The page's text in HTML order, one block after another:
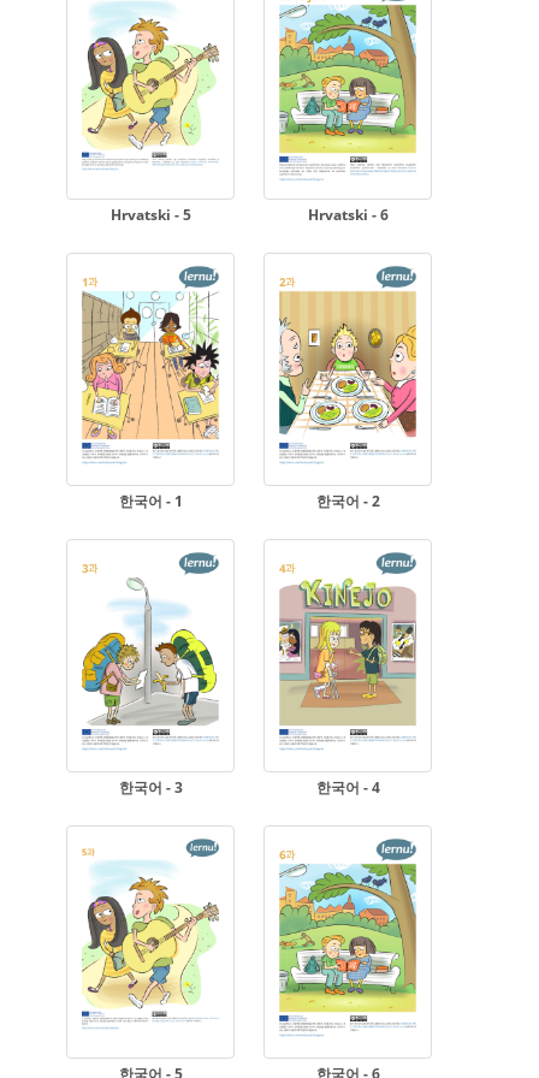
Hrvatski - 5 Hrvatski - 6
한국어 - 1 한국어 - 2
한국어 - 3 한국어 - 4
한국어 - 5 한국어 - 6